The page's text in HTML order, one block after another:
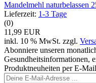
Mandelmehl naturbelassen
Lieferzeit: 1-3 Tage
(0)
11,99 EUR
inkl. 10 % MwSt. zzgl.
Abonniere unseren
Gesundheitsinformationen,
Produktneuheiten per E-Mail